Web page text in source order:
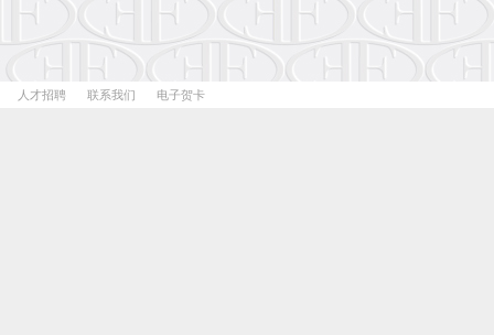
人才招聘 联系我们 电子贺卡